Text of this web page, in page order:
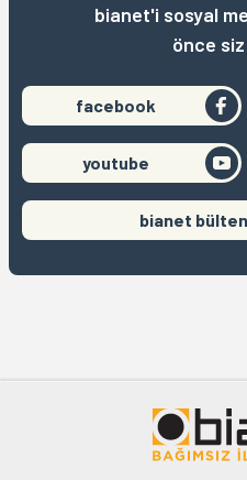
bianet'i sosyal
önce
facebook
youtube
bianet